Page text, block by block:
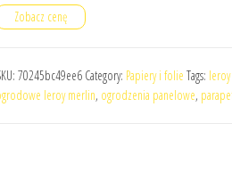
Zobacz cenę
70245bc49ee6 Category: Papiery i folie Tags:
leroy merlin, ogrodzenia panelowe,